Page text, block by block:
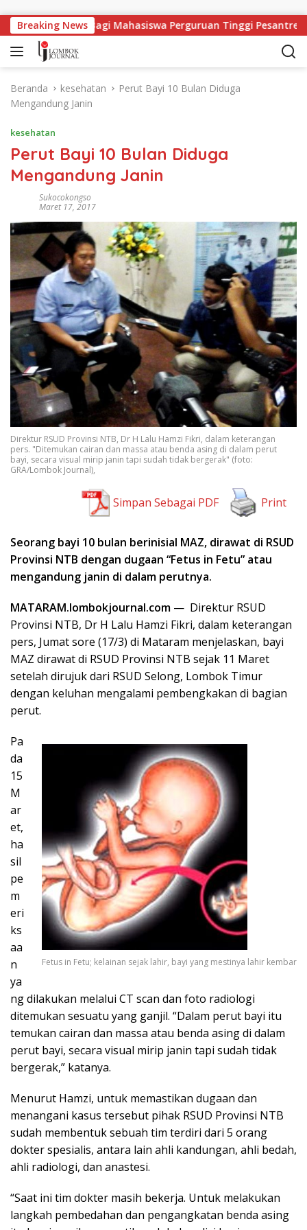
Breaking News
Kerja Bagi Mahasiswa Perguruan Tinggi Pesantren
Beranda kesehatan
Perut Bayi 10 Bulan Diduga
Mengandung Janin
kesehatan
Perut Bayi 10 Bulan Diduga
Mengandung Janin
Sukocokongso
Maret 17, 2017
Direktur RSUD Provinsi NTB, Dr H Lalu Hamzi Fikri, dalam keterangan
pers. "Ditemukan cairan dan massa atau benda asing di dalam perut
bayi, secara visual mirip janin tapi sudah tidak bergerak" (foto:
GRA/Lombok Journal),
Simpan Sebagai PDF Print
Seorang bayi 10 bulan berinisial MAZ, dirawat di RSUD
Provinsi NTB dengan dugaan “Fetus in Fetu” atau
mengandung janin di dalam perutnya.
MATARAM.lombokjournal.com — Direktur RSUD
Provinsi NTB, Dr H Lalu Hamzi Fikri, dalam keterangan
pers, Jumat sore (17/3) di Mataram menjelaskan, bayi
MAZ dirawat di RSUD Provinsi NTB sejak 11 Maret
setelah dirujuk dari RSUD Selong, Lombok Timur
dengan keluhan mengalami pembengkakan di bagian
perut.
Fetus in Fetu; kelainan sejak lahir, bayi yang mestinya lahir kembar
Pa
da
15
M
ar
et,
ha
sil
pe
m
eri
ks
aa
n
ya
ng dilakukan melalui CT scan dan foto radiologi
ditemukan sesuatu yang ganjil. “Dalam perut bayi itu
temukan cairan dan massa atau benda asing di dalam
perut bayi, secara visual mirip janin tapi sudah tidak
bergerak,” katanya.
Menurut Hamzi, untuk memastikan dugaan dan
menangani kasus tersebut pihak RSUD Provinsi NTB
sudah membentuk sebuah tim terdiri dari 5 orang
dokter spesialis, antara lain ahli kandungan, ahli bedah,
ahli radiologi, dan anastesi.
“Saat ini tim dokter masih bekerja. Untuk melakukan
langkah pembedahan dan pengangkatan benda asing